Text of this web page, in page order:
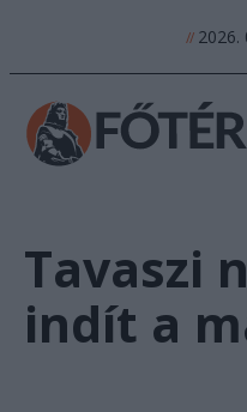
//2026.
Tavaszi
indít a